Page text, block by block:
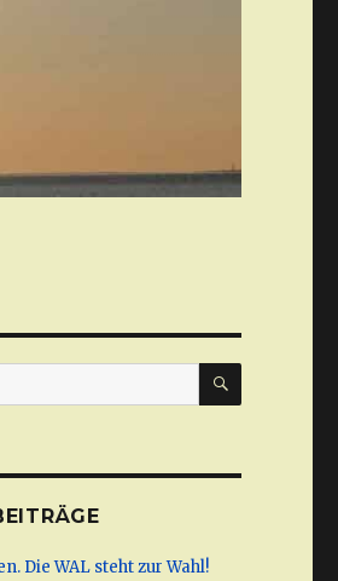
SUCHE
Die WAL steht zur Wahl!